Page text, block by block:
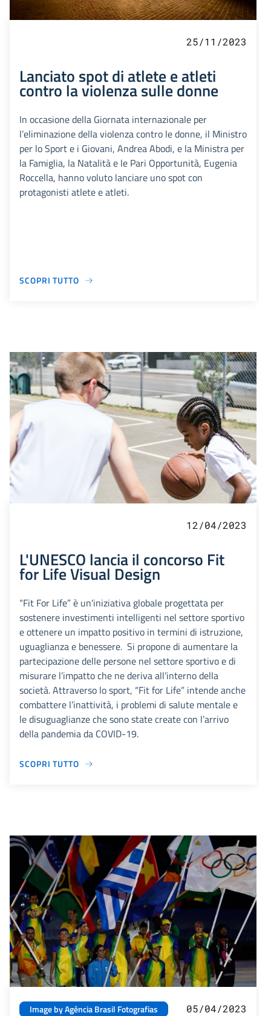
25/11/2023
Lanciato spot di atlete e atleti
contro la violenza sulle donne
In occasione della Giornata internazionale per
l’eliminazione della violenza contro le donne, il Ministro
per lo Sport e i Giovani, Andrea Abodi, e la Ministra per
la Famiglia, la Natalità e le Pari Opportunità, Eugenia
Roccella, hanno voluto lanciare uno spot con
protagonisti atlete e atleti.
SCOPRI TUTTO
12/04/2023
L'UNESCO lancia il concorso Fit
for Life Visual Design
“Fit For Life” è un'iniziativa globale progettata per
sostenere investimenti intelligenti nel settore sportivo
e ottenere un impatto positivo in termini di istruzione,
uguaglianza e benessere. Si propone di aumentare la
partecipazione delle persone nel settore sportivo e di
misurare l’impatto che ne deriva all’interno della
società. Attraverso lo sport, “Fit for Life” intende anche
combattere l’inattività, i problemi di salute mentale e
le disuguaglianze che sono state create con l’arrivo
della pandemia da COVID-19.
SCOPRI TUTTO
Image by Agência Brasil Fotografias 05/04/2023